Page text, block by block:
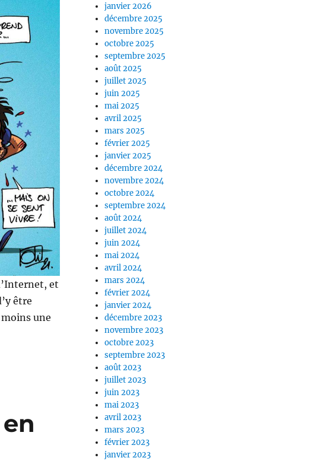
et
être
une
janvier 2026
décembre 2025
novembre 2025
octobre 2025
septembre 2025
août 2025
juillet 2025
juin 2025
mai 2025
avril 2025
mars 2025
février 2025
janvier 2025
décembre 2024
novembre 2024
octobre 2024
septembre 2024
août 2024
juillet 2024
juin 2024
mai 2024
avril 2024
mars 2024
février 2024
janvier 2024
décembre 2023
novembre 2023
octobre 2023
septembre 2023
août 2023
juillet 2023
juin 2023
mai 2023
avril 2023
mars 2023
février 2023
janvier 2023